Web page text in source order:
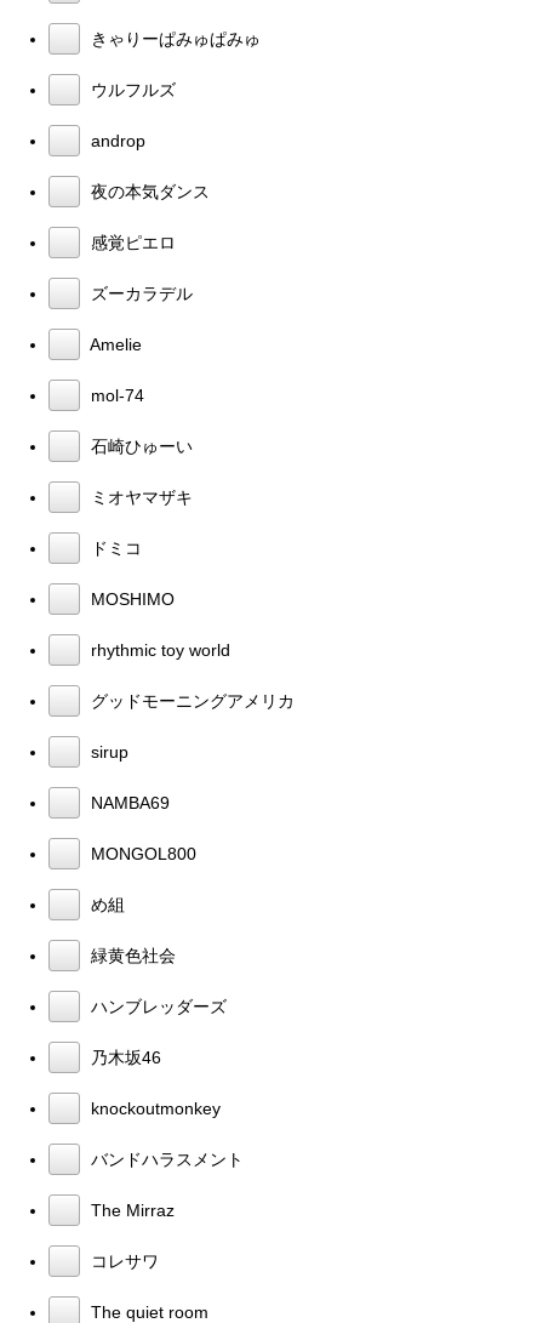
きゃりーぱみゅぱみゅ
ウルフルズ
androp
夜の本気ダンス
感覚ピエロ
ズーカラデル
Amelie
mol-74
石崎ひゅーい
ミオヤマザキ
ドミコ
MOSHIMO
rhythmic toy world
グッドモーニングアメリカ
sirup
NAMBA69
MONGOL800
め組
緑黄色社会
ハンブレッダーズ
乃木坂46
knockoutmonkey
バンドハラスメント
The Mirraz
コレサワ
The quiet room